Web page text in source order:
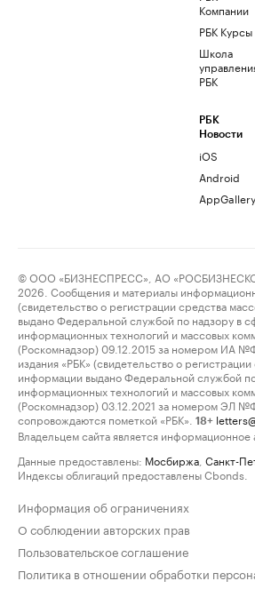
Компании
РБК Курсы
Школа
РБК
РБК
Новости
iOS
Android
AppGallery
© ООО «БИЗНЕСПРЕСС», АО
2026. Сообщения и материалы
(свидетельство о регистрации средства
выдано Федеральной службой по надзору в
информационных технологий и массовых
(Роскомнадзор) 09.12.2015 за номером ИА
издания «РБК» (свидетельство о
информации выдано Федеральной службой
информационных технологий и массовых
(Роскомнадзор) 03.12.2021 за номером ЭЛ
сопровождаются пометкой «РБК».
18+
Владельцем сайта является информационное
Данные предоставлены: Мосбиржа Санкт-
Индексы облигаций предоставлены Cbonds.
Информация об ограничениях
О соблюдении авторских прав
Пользовательское соглашение
Политика в отношении обработки